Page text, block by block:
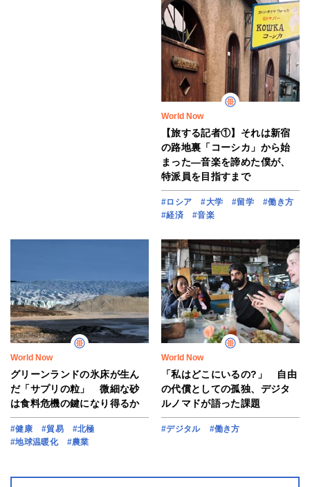
World Now
【旅する記者①】それは新宿
の路地裏「コーシカ」から始
まった―音楽を諦めた僕が、
特派員を目指すまで
#ロシア #大学 #留学
#働き方
#経済
#音楽
World Now
グリーンランドの氷床が生ん
だ「サプリの粒」 微細な砂
は食料危機の鍵になり得るか
#健康 #貿易
#北極
#地球温暖化
#農業
World Now
「私はどこにいるの?」 自由
の代償としての孤独、デジタ
ルノマドが語った課題
#デジタル #働き方